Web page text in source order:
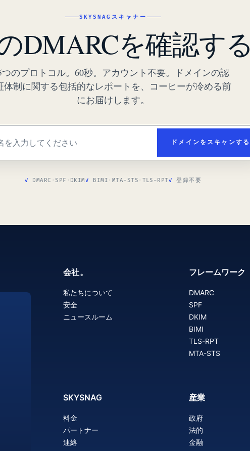
SKYSNAGスキャナー
DMARCを確認する
つのプロトコル。60秒。アカウント不要。ドメインの認
体制に関する包括的なレポートを、コーヒーが冷める前
にお届けします。
ドメインをスキャンする
DMARC · SPF · DKIM BIMI · MTA-STS · TLS-RPT 登録不要
会社。
私たちについて
安全
ニュースルーム
フレームワーク
DMARC
SPF
DKIM
BIMI
TLS-RPT
MTA-STS
SKYSNAG
料金
パートナー
連絡
産業
政府
法的
金融